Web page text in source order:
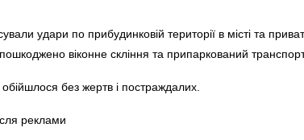
удари по прибудинковій території в місті та
віконне скління та припаркований
без жертв і постраждалих.
реклами